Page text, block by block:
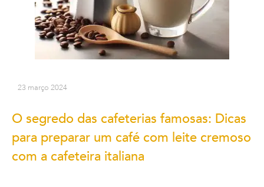
23 março 2024
O segredo das cafeterias famosas: Dicas
para preparar um café com leite cremoso
com a cafeteira italiana